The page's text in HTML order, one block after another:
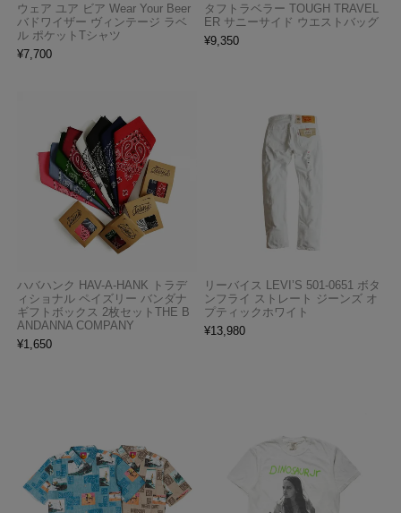
ウェア ユア ビア Wear Your Beer
バドワイザー ヴィンテージ ラベ
ル ポケットTシャツ
¥7,700
タフトラベラー TOUGH TRAVEL
ER サニーサイド ウエストバッグ
¥9,350
ハバハンク HAV-A-HANK トラデ
ィショナル ペイズリー バンダナ
ギフトボックス 2枚セットTHE B
ANDANNA COMPANY
¥1,650
リーバイス LEVI’S 501-0651 ボタ
ンフライ ストレート ジーンズ オ
プティックホワイト
¥13,980